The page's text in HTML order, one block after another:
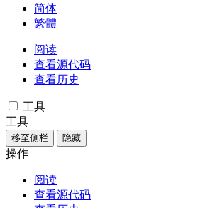
简体
繁體
阅读
查看源代码
查看历史
工具
工具
移至侧栏 隐藏
操作
阅读
查看源代码